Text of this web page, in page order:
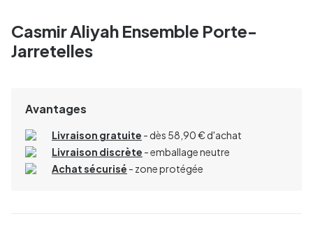
Casmir Aliyah Ensemble Porte-
Jarretelles
Avantages
Livraison gratuite - dès 58,90 € d'achat
Livraison discrète - emballage neutre
Achat sécurisé - zone protégée